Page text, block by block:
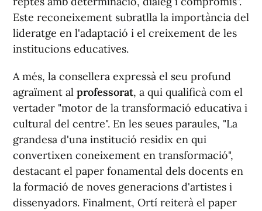
Este reconeixement subratlla la importància del
lideratge en l'adaptació i el creixement de les
institucions educatives.
A més, la consellera expressà el seu profund
agraïment al professorat, a qui qualificà com el
vertader "motor de la transformació educativa i
cultural del centre". En les seues paraules, "La
grandesa d'una institució residix en qui
convertixen coneixement en transformació",
destacant el paper fonamental dels docents en
la formació de noves generacions d'artistes i
dissenyadors. Finalment, Ortí reiterà el paper